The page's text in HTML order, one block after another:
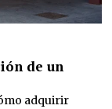
de un
adquirir